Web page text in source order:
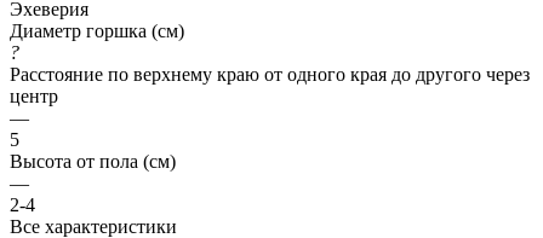
Эхеверия
Диаметр горшка (см)
?
Расстояние по верхнему краю от одного края до другого через
центр
—
5
Высота от пола (см)
—
2-4
Все характеристики